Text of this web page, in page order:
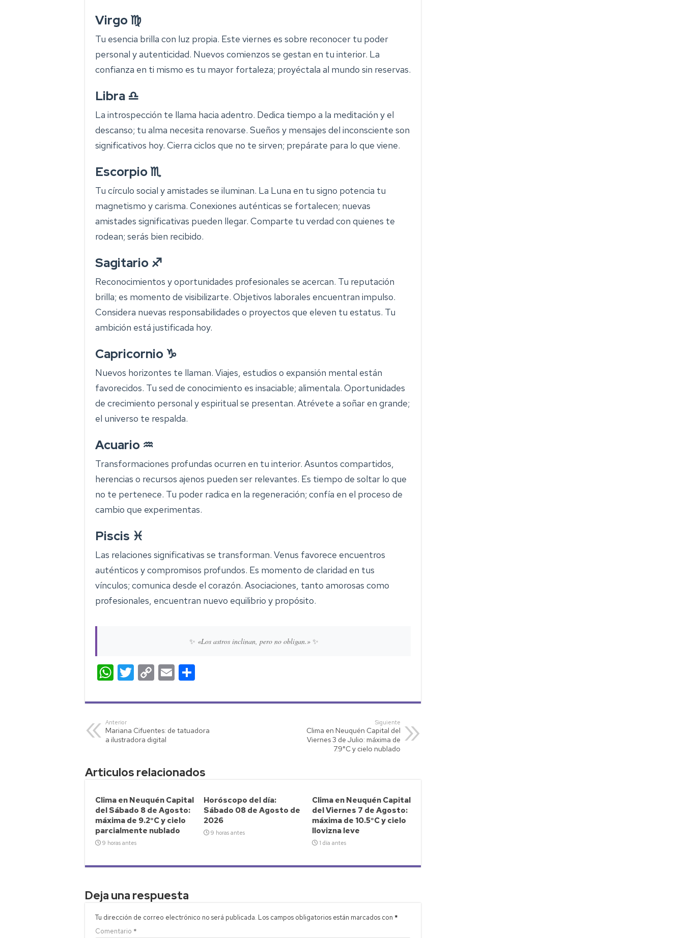
Virgo ♍
Tu esencia brilla con luz propia. Este viernes es sobre reconocer tu poder
personal y autenticidad. Nuevos comienzos se gestan en tu interior. La
confianza en ti mismo es tu mayor fortaleza; proyéctala al mundo sin reservas.
Libra ♎
La introspección te llama hacia adentro. Dedica tiempo a la meditación y el
descanso; tu alma necesita renovarse. Sueños y mensajes del inconsciente son
significativos hoy. Cierra ciclos que no te sirven; prepárate para lo que viene.
Escorpio ♏
Tu círculo social y amistades se iluminan. La Luna en tu signo potencia tu
magnetismo y carisma. Conexiones auténticas se fortalecen; nuevas
amistades significativas pueden llegar. Comparte tu verdad con quienes te
rodean; serás bien recibido.
Sagitario ♐
Reconocimientos y oportunidades profesionales se acercan. Tu reputación
brilla; es momento de visibilizarte. Objetivos laborales encuentran impulso.
Considera nuevas responsabilidades o proyectos que eleven tu estatus. Tu
ambición está justificada hoy.
Capricornio ♑
Nuevos horizontes te llaman. Viajes, estudios o expansión mental están
favorecidos. Tu sed de conocimiento es insaciable; alimentala. Oportunidades
de crecimiento personal y espiritual se presentan. Atrévete a soñar en grande;
el universo te respalda.
Acuario ♒
Transformaciones profundas ocurren en tu interior. Asuntos compartidos,
herencias o recursos ajenos pueden ser relevantes. Es tiempo de soltar lo que
no te pertenece. Tu poder radica en la regeneración; confía en el proceso de
cambio que experimentas.
Piscis ♓
Las relaciones significativas se transforman. Venus favorece encuentros
auténticos y compromisos profundos. Es momento de claridad en tus
vínculos; comunica desde el corazón. Asociaciones, tanto amorosas como
profesionales, encuentran nuevo equilibrio y propósito.
✨ «Los astros inclinan, pero no obligan.» ✨
W
h
at
s
A
p
T
wi
tt
C
o
p
Li
E
m
ail m
ar
Anterior
Mariana Cifuentes: de tatuadora
a ilustradora digital
Siguiente
Clima en Neuquén Capital del
Viernes 3 de Julio: máxima de
7.9°C y cielo nublado
Articulos relacionados
Clima en Neuquén Capital
del Sábado 8 de Agosto:
máxima de 9.2°C y cielo
parcialmente nublado
9 horas antes
Horóscopo del día:
Sábado 08 de Agosto de
2026
9 horas antes
Clima en Neuquén Capital
del Viernes 7 de Agosto:
máxima de 10.5°C y cielo
llovizna leve
1 día antes
Deja una respuesta
Tu dirección de correo electrónico no será publicada. Los campos obligatorios están marcados con *
Comentario *